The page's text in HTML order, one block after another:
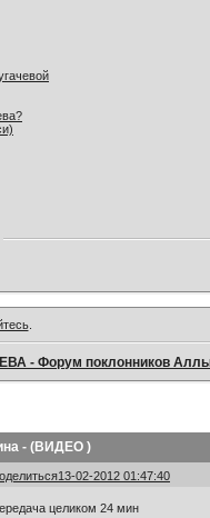
.
- Форум поклонников
- (ВИДЕО )
13-02-2012 01:47:40
целиком 24 мин